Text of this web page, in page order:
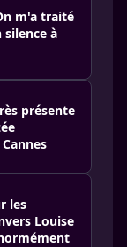
m'a traité
silence à
présente
les
Louise